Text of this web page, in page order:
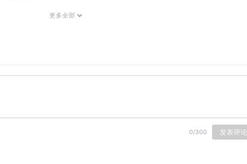
有理性，而动物只有本能。
他的基因里就镶刻进了一条内容，这个果子是可以吃的。
更多全部
0/300 发表评论